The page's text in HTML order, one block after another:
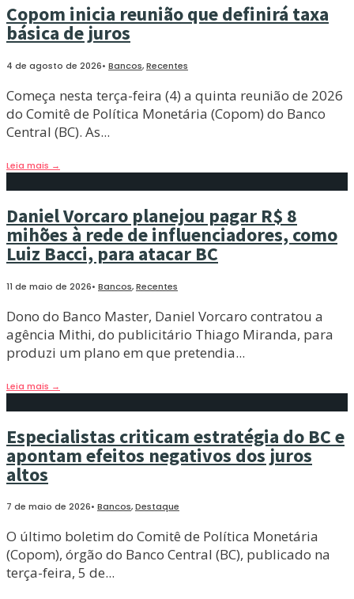
Copom inicia reunião que definirá taxa
básica de juros
4 de agosto de 2026• Bancos,Recentes
Começa nesta terça-feira (4) a quinta reunião de 2026
do Comitê de Política Monetária (Copom) do Banco
Central (BC). As...
Leia mais →
Daniel Vorcaro planejou pagar R$ 8
mihões à rede de influenciadores, como
Luiz Bacci, para atacar BC
11 de maio de 2026• Bancos,Recentes
Dono do Banco Master, Daniel Vorcaro contratou a
agência Mithi, do publicitário Thiago Miranda, para
produzi um plano em que pretendia...
Leia mais →
Especialistas criticam estratégia do BC e
apontam efeitos negativos dos juros
altos
7 de maio de 2026• Bancos,Destaque
O último boletim do Comitê de Política Monetária
(Copom), órgão do Banco Central (BC), publicado na
terça-feira, 5 de...